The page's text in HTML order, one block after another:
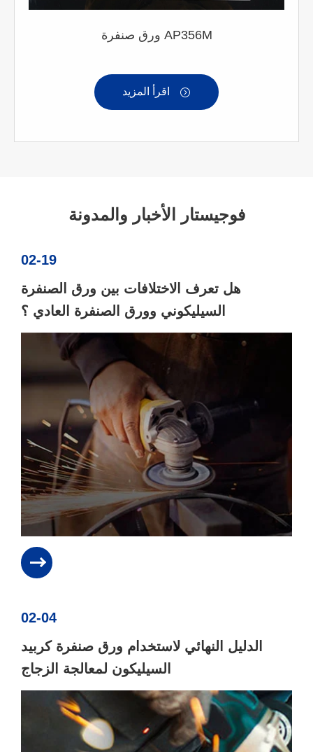
ورق صنفرة AP356M

فوجيستار الأخبار والمدونة
02-19
هل تعرف الاختلافات بين ورق الصنفرة
السيليكوني وورق الصنفرة العادي ؟
02-04
الدليل النهائي لاستخدام ورق صنفرة كربيد
السيليكون لمعالجة الزجاج